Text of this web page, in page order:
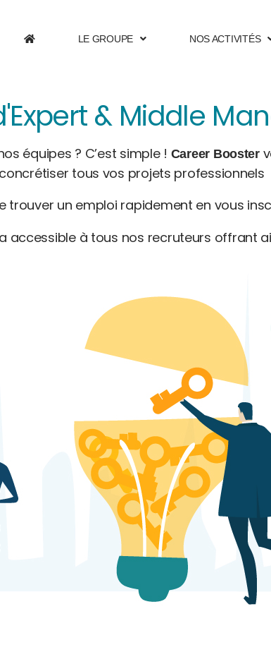
LE GROUPE NOS ACTIVITÉS
& Middle
équipes ? C’est simple ! Career Booster
concrétiser tous vos projets professionnels
trouver un emploi rapidement en vous
accessible à tous nos recruteurs offrant